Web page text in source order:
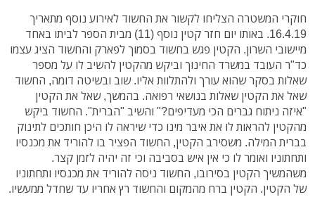
חוקרי המשטרה הצליחו לקשור את החשוד לאירוע נוסף מתאריך
16.4.19. באותו יום חזר קטין נוסף (11) מבית הספר לביתו באחד
מיישובי השרון. הקטין פגש בחשוד בסמוך לפארק והחשוד הציג עצמו
כד"ר העובד במשרד החינוך וביקש מהקטין להשיב לו על מספר
שאלות בסקר שהוא עורך ולהתלוות אליו. שוב ובשיטה דומה, החשוד
שאל את הקטין שאלות בנושאי רפואה. בהמשך, שאל את הקטין
"איזה ניתוח גברים הכי מעדיפים?" והשיב "הברית". החשוד ביקש
מהקטין להראות לו את איבר מינו כדי שיראה לו היכן חותכים לתינוק
בברית המילה. משסירב הקטין, החשוד הפציר בו להוריד את מכנסיו
ותחתוניו ואומר לו כי אין איש בסביבה וכי זה יהיה לזמן קצר.
משהמשיך הקטין בסירובו, החשוד ניסה להוריד את מכנסיו ותחתוניו
של הקטין. הקטין ברח מהמקום והחשוד רץ אחריו עד שחדל ממעשיו.